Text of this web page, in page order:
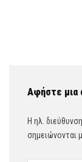
Αφήστε μια
Η ηλ.
σημειώνονται